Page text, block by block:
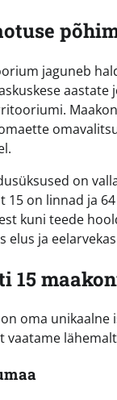
jaguneb
aastate
on
15 on linnad ja
kuni teede
elus ja
15
oma
vaatame